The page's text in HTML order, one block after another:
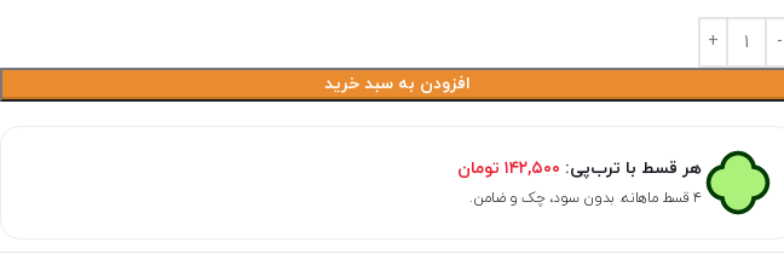
افزودن به سبد خرید
هر قسط با ترب‌پی: ۱۴۲,۵۰۰ تومان
۴ قسط ماهانه. بدون سود، چک و ضامن.